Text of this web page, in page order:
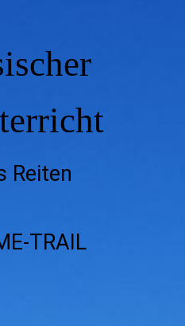
Reiten
TRAIL